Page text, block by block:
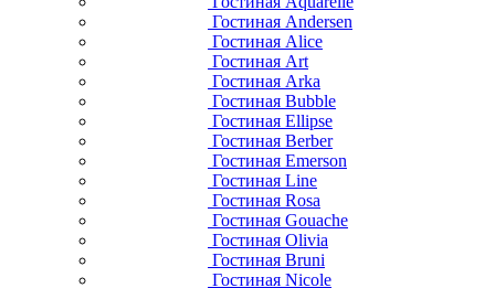
Гостиная Andersen
Гостиная Alice
Гостиная Art
Гостиная Arka
Гостиная Bubble
Гостиная Ellipse
Гостиная Berber
Гостиная Emerson
Гостиная Line
Гостиная Rosa
Гостиная Gouache
Гостиная Olivia
Гостиная Bruni
Гостиная Nicole